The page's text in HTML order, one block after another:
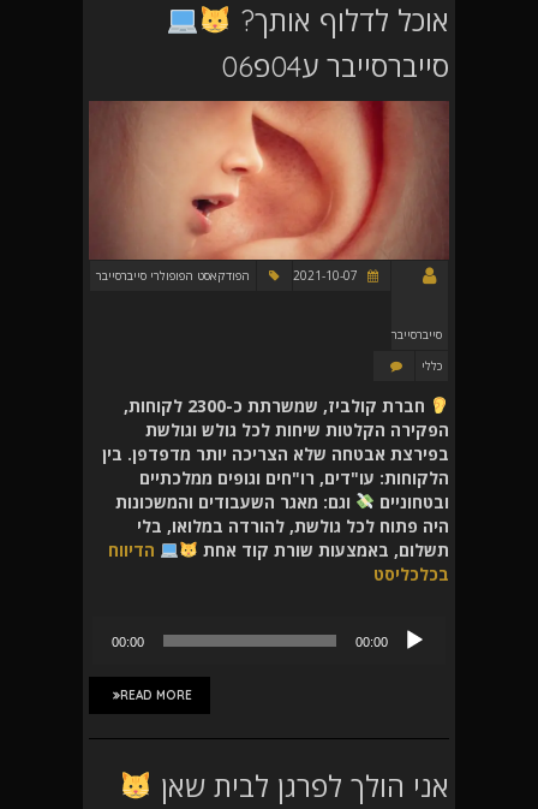
אוכל לדלוף אותך?
סייברסייבר ע04פ06
סייברסייבר
הפודקאסט הפופולרי סייברסייבר
כללי
חברת קולביז, שמשרתת כ-2300 לקוחות,
הפקירה הקלטות שיחות לכל גולש וגולשת
בפירצת אבטחה שלא הצריכה יותר מדפדפן. בין
הלקוחות: עו"דים, רו"חים וגופים ממלכתיים
ובטחוניים
וגם: מאגר השעבודים והמשכונות
היה פתוח לכל גולשת, להורדה במלואו, בלי
תשלום, באמצעות שורת קוד אחת
הדיווח
בכלכליסט
אודיו
00:00
00:00
READ MORE
אני הולך לפרגן לבית שאן